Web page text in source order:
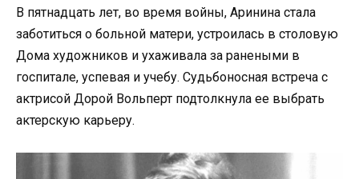
В пятнадцать лет, во время войны, Аринина стала
заботиться о больной матери, устроилась в столовую
Дома художников и ухаживала за ранеными в
госпитале, успевая и учебу. Судьбоносная встреча с
актрисой Дорой Вольперт подтолкнула ее выбрать
актерскую карьеру.